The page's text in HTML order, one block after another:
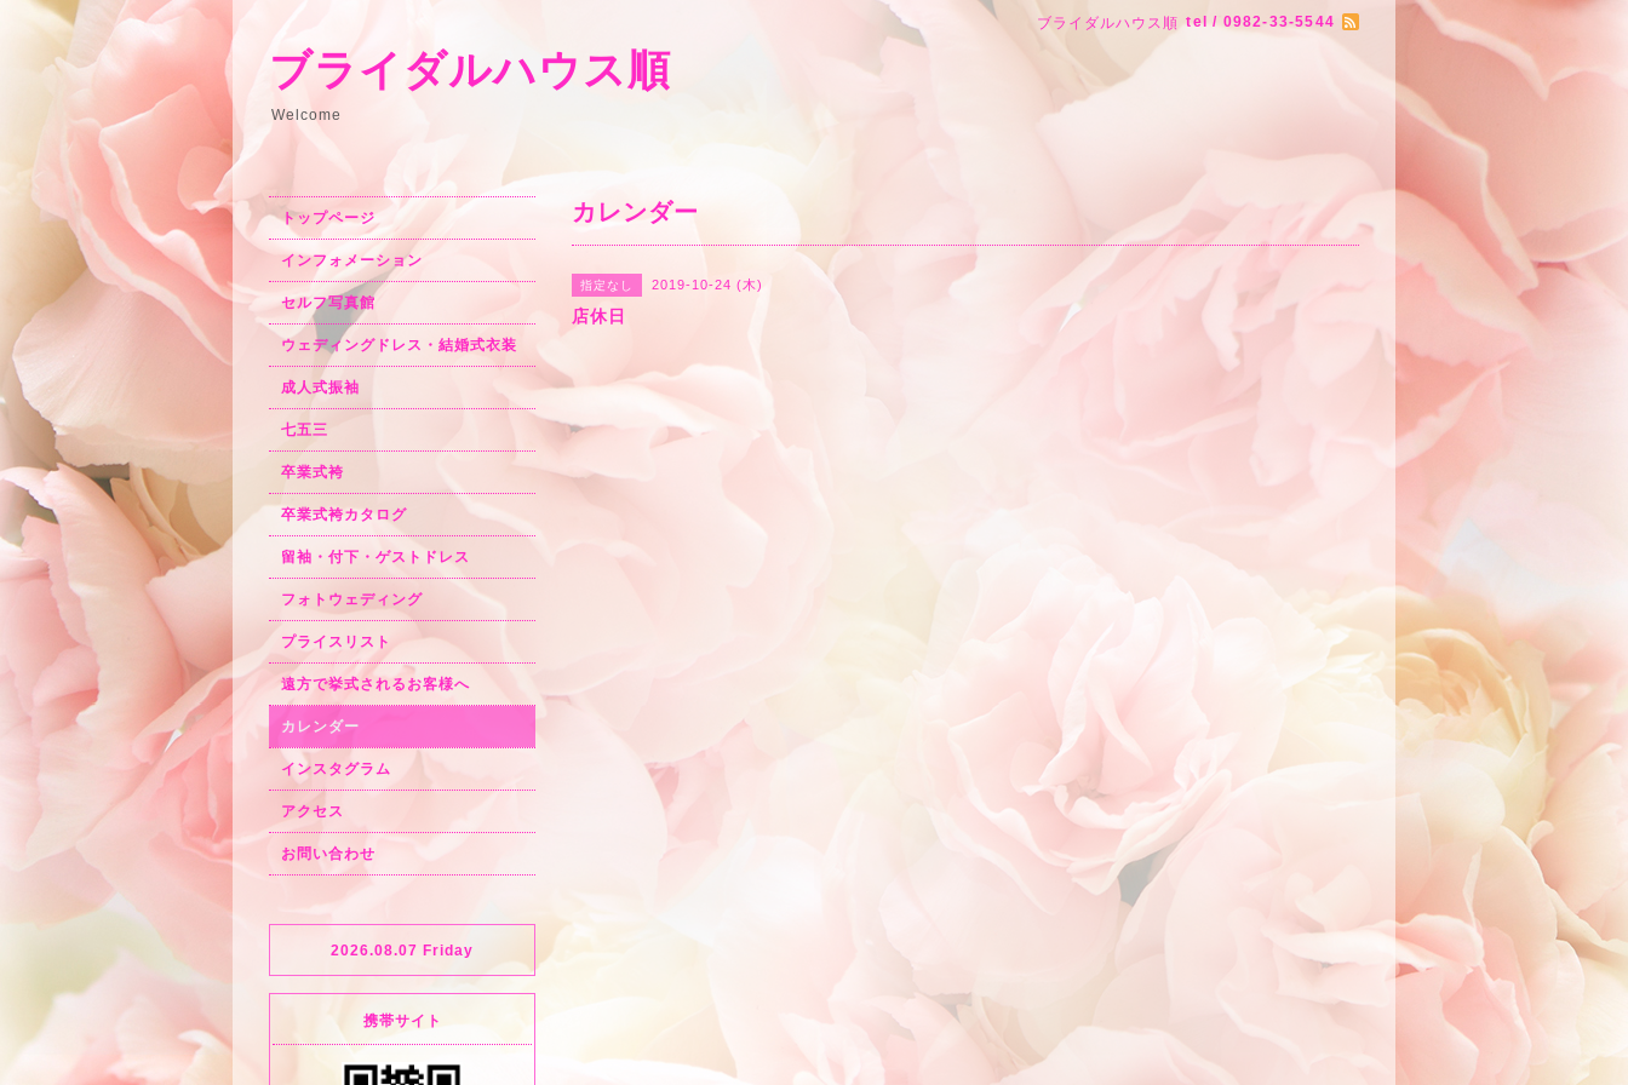
ブライダルハウス順 tel / 0982-33-5544
ブライダルハウス順
Welcome
カレンダー
指定なし 2019-10-24 (木)
店休日
トップページ
インフォメーション
セルフ写真館
ウェディングドレス・結婚式衣装
成人式振袖
七五三
卒業式袴
卒業式袴カタログ
留袖・付下・ゲストドレス
フォトウェディング
プライスリスト
遠方で挙式されるお客様へ
カレンダー
インスタグラム
アクセス
お問い合わせ
2026.08.07 Friday
携帯サイト